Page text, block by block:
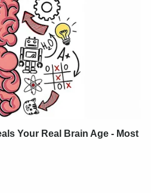
Your Real Brain Age - Most